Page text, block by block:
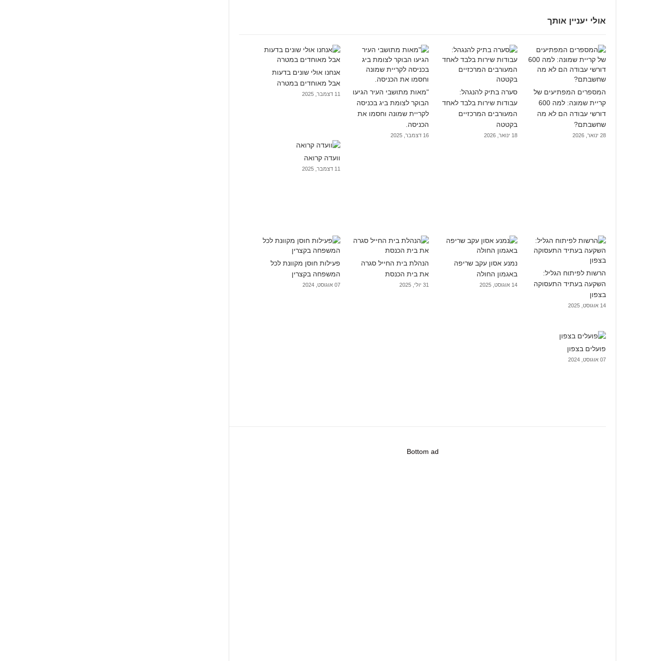
אולי יעניין אותך
המספרים המפתיעים של
קריית שמונה: למה 600
דורשי עבודה הם לא מה
שחשבתם?
28 ינואר, 2026
סערה בתיק להנגהל:
עבודות שירות בלבד לאחד
המעורבים המרכזיים
בקטטה
18 ינואר, 2026
"מאות מתושבי העיר הגיעו
הבוקר לצומת ביג בכניסה
לקריית שמונה וחסמו את
הכניסה.
16 דצמבר, 2025
אנחנו אולי שונים בדעות
אבל מאוחדים במטרה
11 דצמבר, 2025
וועדה קרואה
11 דצמבר, 2025
הרשות לפיתוח הגליל:
השקעה בעתיד התעסוקה
בצפון
14 אוגוסט, 2025
נמנע אסון עקב שריפה
באגמון החולה
14 אוגוסט, 2025
הנהלת בית החייל סגרה
את בית הכנסת
31 יולי, 2025
פעילות חוסן מקוונת לכל
המשפחה בקצרין
07 אוגוסט, 2024
פועלים בצפון
07 אוגוסט, 2024
Bottom ad